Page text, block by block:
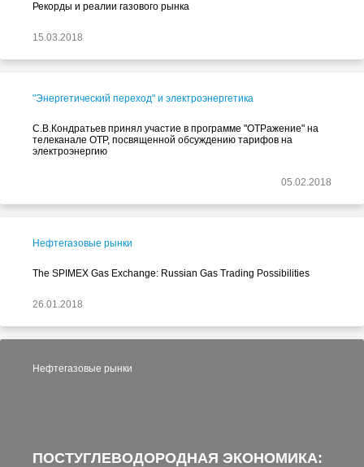
Рекорды и реалии газового рынка
15.03.2018
"Энергетический переход" и электроэнергетика
С.В.Кондратьев принял участие в программе "ОТРажение" на
телеканале ОТР, посвященной обсуждению тарифов на
электроэнергию
05.02.2018
Нефтегазовые рынки
The SPIMEX Gas Exchange: Russian Gas Trading Possibilities
26.01.2018
Нефтегазовые рынки
ПОСТУГЛЕВОДОРОДНАЯ ЭКОНОМИКА: